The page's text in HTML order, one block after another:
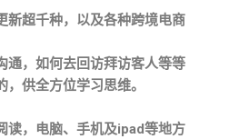
新超千种，以及各种跨境电商
通，如何去回访拜访客人等等
供全方位学习思维。
读，电脑、手机及ipad等地方